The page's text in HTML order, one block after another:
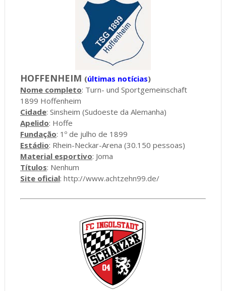
HOFFENHEIM (últimas notícias)
Nome completo: Turn- und Sportgemeinschaft
1899 Hoffenheim
Cidade: Sinsheim (Sudoeste da Alemanha)
Apelido: Hoffe
Fundação: 1º de julho de 1899
Estádio: Rhein-Neckar-Arena (30.150 pessoas)
Material esportivo: Joma
Títulos: Nenhum
Site oficial: http://www.achtzehn99.de/